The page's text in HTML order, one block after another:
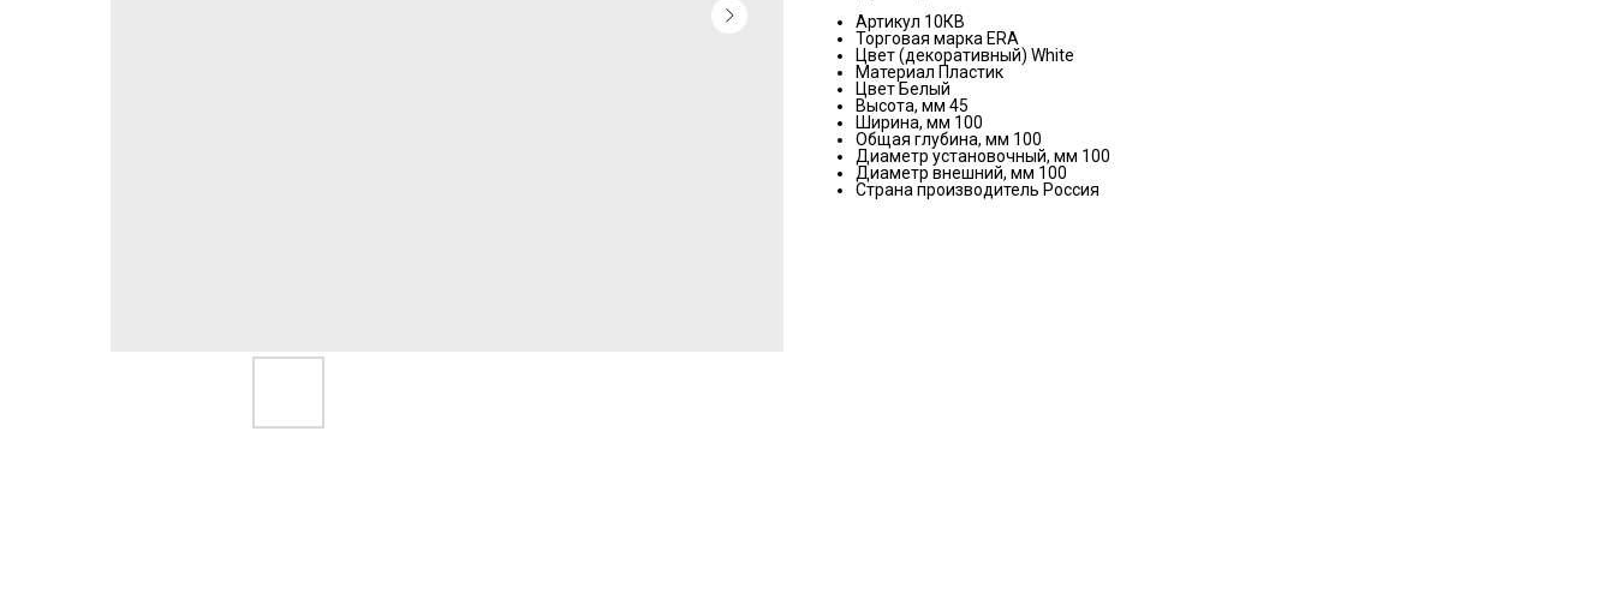
Артикул 10КВ
Торговая марка ERA
Цвет (декоративный) White
Материал Пластик
Цвет Белый
Высота, мм 45
Ширина, мм 100
Общая глубина, мм 100
Диаметр установочный, мм 100
Диаметр внешний, мм 100
Страна производитель Россия